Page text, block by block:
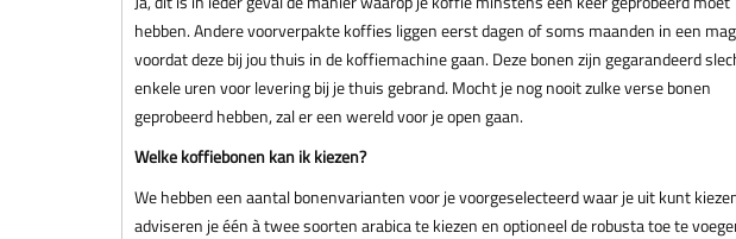
hebben. Andere voorverpakte koffies liggen eerst dagen of soms maanden in een
voordat deze bij jou thuis in de koffiemachine gaan. Deze bonen zijn gegarandeerd
enkele uren voor levering bij je thuis gebrand. Mocht je nog nooit zulke verse bonen
geprobeerd hebben, zal er een wereld voor je open gaan.
Welke koffiebonen kan ik kiezen?
We hebben een aantal bonenvarianten voor je voorgeselecteerd waar je uit kunt
adviseren je één à twee soorten arabica te kiezen en optioneel de robusta toe te